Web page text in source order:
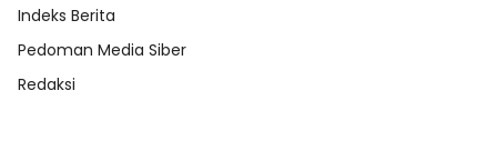
Indeks Berita
Pedoman Media Siber
Redaksi